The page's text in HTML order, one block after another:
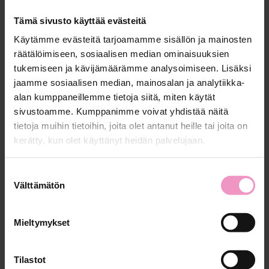
Tämä sivusto käyttää evästeitä
Käytämme evästeitä tarjoamamme sisällön ja mainosten
räätälöimiseen, sosiaalisen median ominaisuuksien
tukemiseen ja kävijämäärämme analysoimiseen. Lisäksi
jaamme sosiaalisen median, mainosalan ja analytiikka-
alan kumppaneillemme tietoja siitä, miten käytät
sivustoamme. Kumppanimme voivat yhdistää näitä
tietoja muihin tietoihin, joita olet antanut heille tai joita on
kerätty, kun olet käyttänyt heidän palvelujaan.
Välttämätön
Mieltymykset
Tilastot
20. jouluk. 2022
Parempaa suorituskykyä ja uutta
liiketoimintaa – Jyväskylän ja Bilbaon
yhteistyö etenee vauhdilla
Liikuntatieteellisen tiedekunnan tutkimuksen ja
Hyvinvointi kasvun tekijänä – Aamukahvit